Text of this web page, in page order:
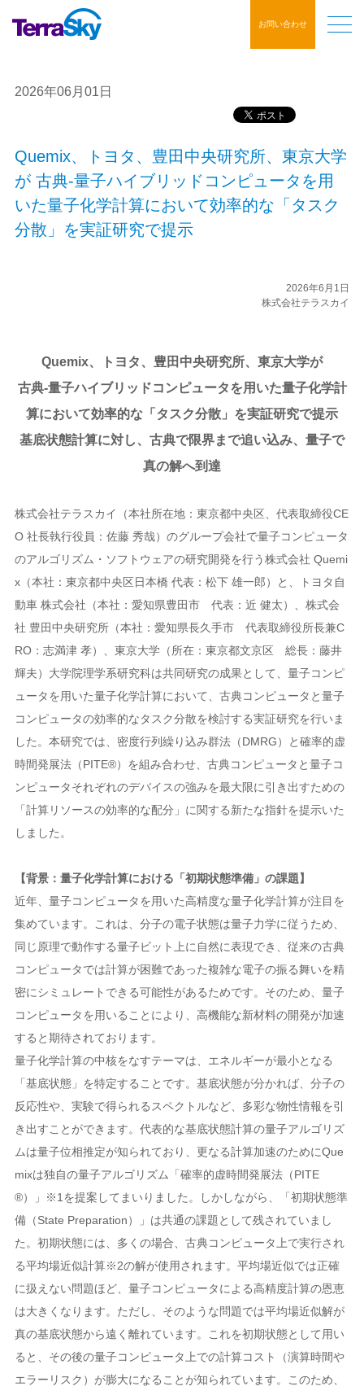
お問い合わせ
2026年06月01日
Quemix、トヨタ、豊田中央研究所、東京大学
が 古典-量子ハイブリッドコンピュータを用
いた量子化学計算において効率的な「タスク
分散」を実証研究で提示
2026年6月1日
株式会社テラスカイ
Quemix、トヨタ、豊田中央研究所、東京大学が
古典-量子ハイブリッドコンピュータを用いた量子化学計
算において効率的な「タスク分散」を実証研究で提示
基底状態計算に対し、古典で限界まで追い込み、量子で
真の解へ到達
株式会社テラスカイ（本社所在地：東京都中央区、代表取締役CE
O 社長執行役員：佐藤 秀哉）のグループ会社で量子コンピュータ
のアルゴリズム・ソフトウェアの研究開発を行う株式会社 Quemi
x（本社：東京都中央区日本橋 代表：松下 雄一郎）と、トヨタ自
動車 株式会社（本社：愛知県豊田市 代表：近 健太）、株式会
社 豊田中央研究所（本社：愛知県長久手市 代表取締役所長兼C
RO：志満津 孝）、東京大学（所在：東京都文京区 総長：藤井
輝夫）大学院理学系研究科は共同研究の成果として、量子コンピ
ュータを用いた量子化学計算において、古典コンピュータと量子
コンピュータの効率的なタスク分散を検討する実証研究を行いま
した。本研究では、密度行列繰り込み群法（DMRG）と確率的虚
時間発展法（PITE®）を組み合わせ、古典コンピュータと量子コ
ンピュータそれぞれのデバイスの強みを最大限に引き出すための
「計算リソースの効率的な配分」に関する新たな指針を提示いた
しました。
【背景：量子化学計算における「初期状態準備」の課題】
近年、量子コンピュータを用いた高精度な量子化学計算が注目を
集めています。これは、分子の電子状態は量子力学に従うため、
同じ原理で動作する量子ビット上に自然に表現でき、従来の古典
コンピュータでは計算が困難であった複雑な電子の振る舞いを精
密にシミュレートできる可能性があるためです。そのため、量子
コンピュータを用いることにより、高機能な新材料の開発が加速
すると期待されております。
量子化学計算の中核をなすテーマは、エネルギーが最小となる
「基底状態」を特定することです。基底状態が分かれば、分子の
反応性や、実験で得られるスペクトルなど、多彩な物性情報を引
き出すことができます。代表的な基底状態計算の量子アルゴリズ
ムは量子位相推定が知られており、更なる計算加速のためにQue
mixは独自の量子アルゴリズム「確率的虚時間発展法（PITE
®）」※1を提案してまいりました。しかしながら、「初期状態準
備（State Preparation）」は共通の課題として残されていまし
た。初期状態には、多くの場合、古典コンピュータ上で実行され
る平均場近似計算※2の解が使用されます。平均場近似では正確
に扱えない問題ほど、量子コンピュータによる高精度計算の恩恵
は大きくなります。ただし、そのような問題では平均場近似解が
真の基底状態から遠く離れています。これを初期状態として用い
ると、その後の量子コンピュータ上での計算コスト（演算時間や
エラーリスク）が膨大になることが知られています。このため、